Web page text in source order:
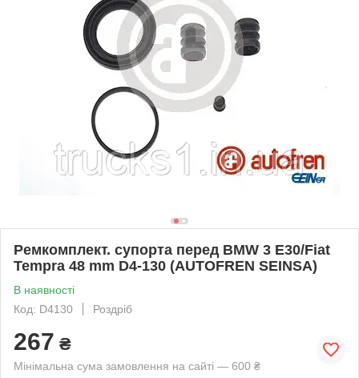
Ремкомплект. супорта перед BMW 3 E30/Fiat
Tempra 48 mm D4-130 (AUTOFREN SEINSA)
В наявності
Код: D4130
Роздріб
267 ₴
Мінімальна сума замовлення на сайті — 600 ₴